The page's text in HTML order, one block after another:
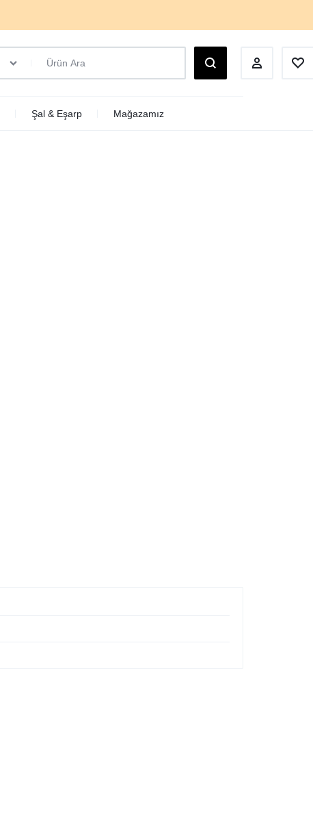
Şal & Eşarp Mağazamız